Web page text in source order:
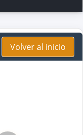
Volver al inicio